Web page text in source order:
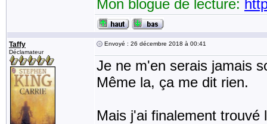
Mon blogue de lecture:
Taffy
Déclamateur
Envoyé : 26 décembre 2018 à 00:41
Je ne m'en serais jamais
Même la, ça me dit rien.
Mais j'ai finalement